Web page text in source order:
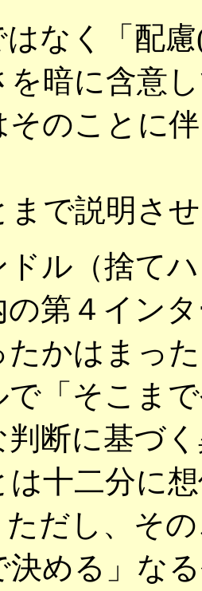
はなく「配
を暗に含意
そのことに
まで説明さ
ル（捨て
第４イン
たかはまっ
で「そこま
判断に基づ
は十二分に
だし、そ
決める」な